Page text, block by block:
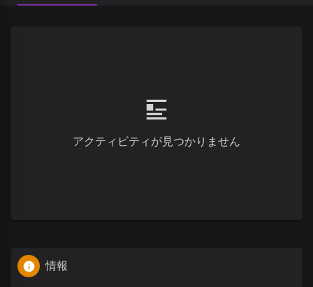
アクティビティが見つかりません
情報